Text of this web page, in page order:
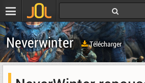
Neverwinter Télécharger